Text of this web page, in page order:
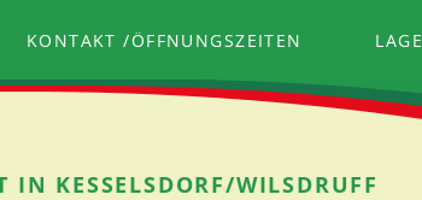
KONTAKT /ÖFFNUNGSZEITEN LAGE
IN KESSELSDORF/WILSDRUFF